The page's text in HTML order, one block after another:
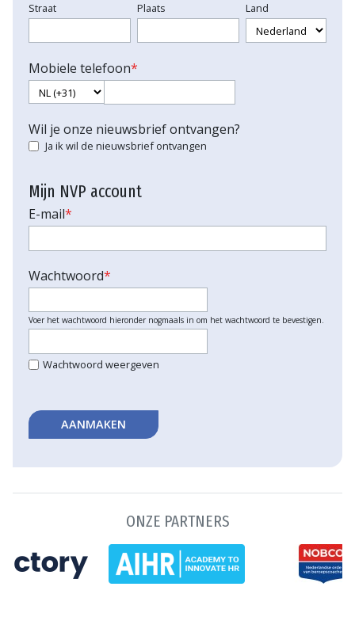
Straat Plaats Land
Mobiele telefoon*
Wil je onze nieuwsbrief ontvangen?
Ja ik wil de nieuwsbrief ontvangen
Mijn NVP account
E-mail*
Wachtwoord*
Voer het wachtwoord hieronder nogmaals in om het wachtwoord te bevestigen.
Wachtwoord weergeven
AANMAKEN
ONZE PARTNERS